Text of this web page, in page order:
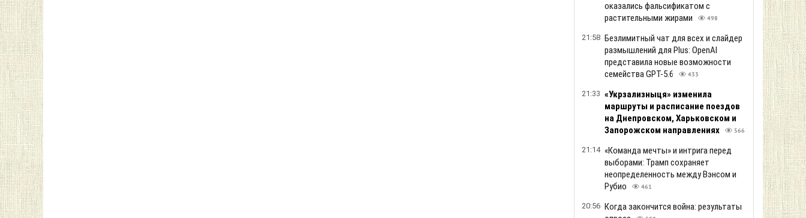
оказались фальсификатом с
растительными жирами
498
21:58 Безлимитный чат для всех и слайдер
размышлений для Plus: OpenAI
представила новые возможности
семейства GPT-5.6
433
21:33 «Укрзализныця» изменила
маршруты и расписание поездов
на Днепровском, Харьковском и
Запорожском направлениях
566
21:14 «Команда мечты» и интрига перед
выборами: Трамп сохраняет
неопределенность между Вэнсом и
Рубио
461
20:56 Когда закончится война: результаты